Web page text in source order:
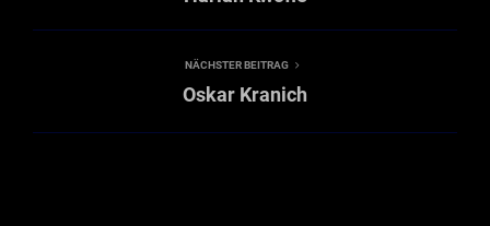
NÄCHSTER BEITRAG
Oskar Kranich